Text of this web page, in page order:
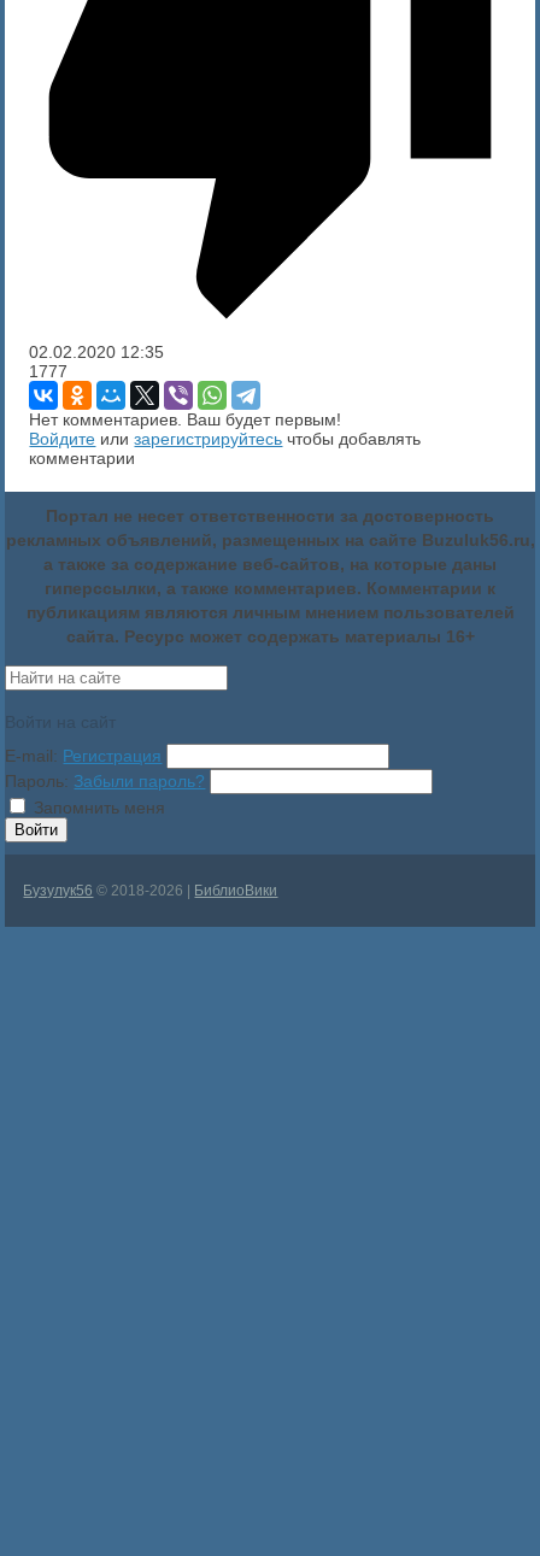
02.02.2020 12:35
1777
Нет комментариев. Ваш будет первым!
Войдите илизарегистрируйтесь чтобы добавлять
комментарии
Портал не несет ответственности за достоверность
рекламных объявлений, размещенных на сайте Buzuluk56.ru,
а также за содержание веб-сайтов, на которые даны
гиперссылки, а также комментариев. Комментарии к
публикациям являются личным мнением пользователей
сайта. Ресурс может содержать материалы 16+
Войти на сайт
E-mail: Регистрация
Пароль: Забыли пароль?
Запомнить меня
Бузулук56 © 2018-2026 | БиблиоВики